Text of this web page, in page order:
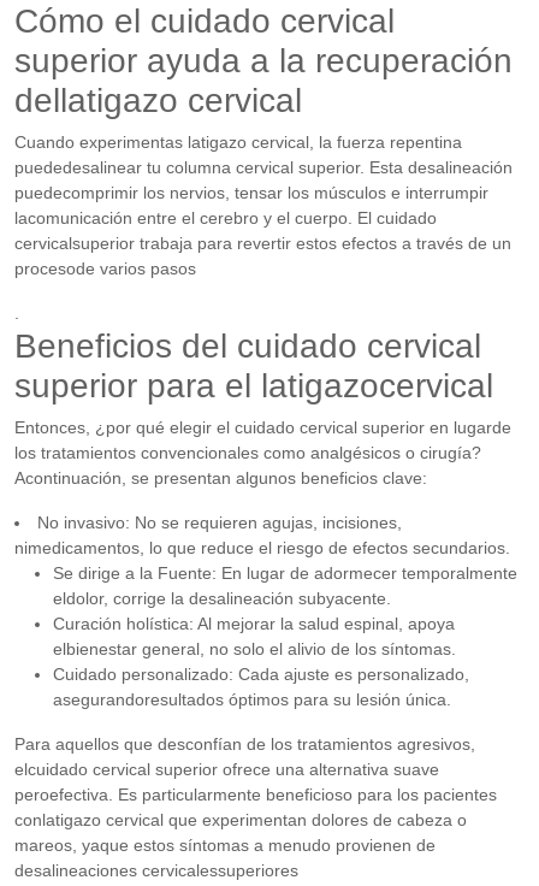
Cómo el cuidado cervical
superior ayuda a la recuperación
dellatigazo cervical
Cuando experimentas latigazo cervical, la fuerza repentina
puededesalinear tu columna cervical superior. Esta desalineación
puedecomprimir los nervios, tensar los músculos e interrumpir
lacomunicación entre el cerebro y el cuerpo. El cuidado
cervicalsuperior trabaja para revertir estos efectos a través de un
procesode varios pasos
Beneficios del cuidado cervical
superior para el latigazocervical
Entonces, ¿por qué elegir el cuidado cervical superior en lugarde
los tratamientos convencionales como analgésicos o cirugía?
Acontinuación, se presentan algunos beneficios clave:
No invasivo: No se requieren agujas, incisiones,
nimedicamentos, lo que reduce el riesgo de efectos secundarios.
Se dirige a la Fuente: En lugar de adormecer temporalmente
eldolor, corrige la desalineación subyacente.
Curación holística: Al mejorar la salud espinal, apoya
elbienestar general, no solo el alivio de los síntomas.
Cuidado personalizado: Cada ajuste es personalizado,
asegurandoresultados óptimos para su lesión única.
Para aquellos que desconfían de los tratamientos agresivos,
elcuidado cervical superior ofrece una alternativa suave
peroefectiva. Es particularmente beneficioso para los pacientes
conlatigazo cervical que experimentan dolores de cabeza o
mareos, yaque estos síntomas a menudo provienen de
desalineaciones cervicalessuperiores